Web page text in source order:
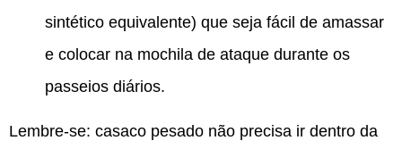
sintético equivalente) que seja fácil de amassar
e colocar na mochila de ataque durante os
passeios diários.
Lembre-se: casaco pesado não precisa ir dentro da